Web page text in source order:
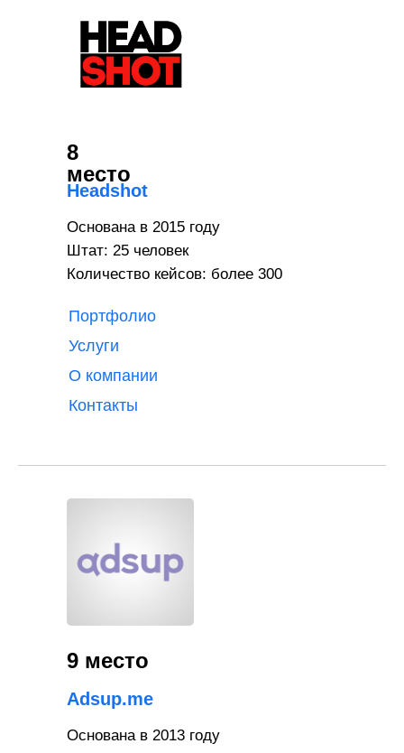
Headshot
8
место
Основана в 2015 году
Штат: 25 человек
Количество кейсов: более 300
Портфолио
О компании
Контакты
Услуги
Adsup.me
9 место
Основана в 2013 году